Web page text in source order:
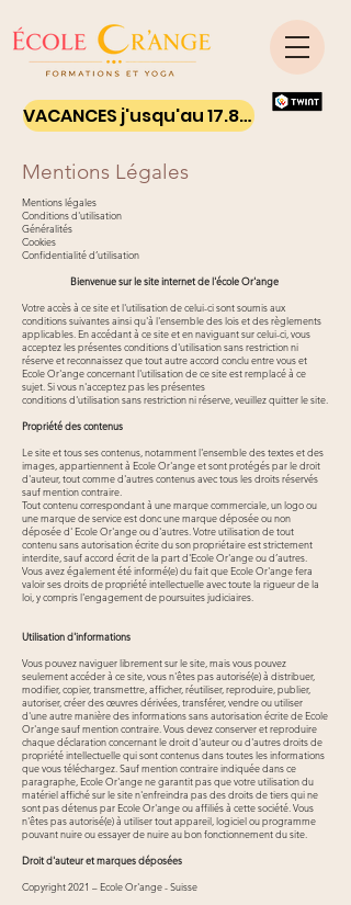
VACANCES j'usqu'au 17.8.26 - Ton yoga on line
Mentions Légales
Mentions légales
Conditions d'utilisation
Généralités
Cookies
Confidentialitéd’utilisation
Bienvenue sur le site internet de l'école Or'ange
Votre accès à ce site et l'utilisation de celui-ci sont soumis aux
conditions suivantes ainsi qu'à l'ensemble des lois et des règlements
applicables. En accédant à ce site et en naviguant sur celui-ci, vous
acceptez les présentes conditions d'utilisation sans restriction ni
réserve et reconnaissez que tout autre accord conclu entre vous et
Ecole Or'ange concernant l'utilisation de ce site est remplacé à ce
sujet. Si vous n'acceptez pas les présentes
conditions d'utilisation sans restriction ni réserve, veuillez quitter le site.
Propriété des contenus
Le site et tous ses contenus, notamment l'ensemble des textes et des
images, appartiennent à Ecole Or'ange et sont protégés par le droit
d'auteur, tout comme d'autres contenus avec tous les droits réservés
sauf mention contraire.
Tout contenu correspondant à une marque commerciale, un logo ou
une marque de service est donc une marque déposée ou non
déposée d' Ecole Or'ange ou d'autres. Votre utilisation de tout
contenu sans autorisation écrite du son propriétaire est strictement
interdite, sauf accord écrit de la part d'Ecole Or'ange ou d’autres.
Vous avez également été informé(e) du fait que Ecole Or'ange fera
valoir ses droits de propriété intellectuelle avec toute la rigueur de la
loi, y compris l'engagement de poursuites judiciaires.
Utilisation d'informations
Vous pouvez naviguer librement sur le site, mais vous pouvez
seulement accéder à ce site, vous n'êtes pas autorisé(e) à distribuer,
modifier, copier, transmettre, afficher, réutiliser, reproduire, publier,
autoriser, créer des œuvres dérivées, transférer, vendre ou utiliser
d'une autre manière des informations sans autorisation écrite de Ecole
Or'ange sauf mention contraire. Vous devez conserver et reproduire
chaque déclaration concernant le droit d'auteur ou d'autres droits de
propriété intellectuelle qui sont contenus dans toutes les informations
que vous téléchargez. Sauf mention contraire indiquée dans ce
paragraphe, Ecole Or'ange ne garantit pas que votre utilisation du
matériel affiché sur le site n'enfreindra pas des droits de tiers qui ne
sont pas détenus par Ecole Or'ange ou affiliés à cette société. Vous
n'êtes pas autorisé(e) à utiliser tout appareil, logiciel ou programme
pouvant nuire ou essayer de nuire au bon fonctionnement du site.
Droit d'auteur et marques déposées
Copyright 2021 – Ecole Or'ange - Suisse